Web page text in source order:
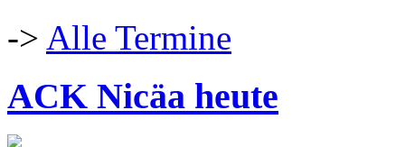
-> Alle Termine
ACK Nicäa heute